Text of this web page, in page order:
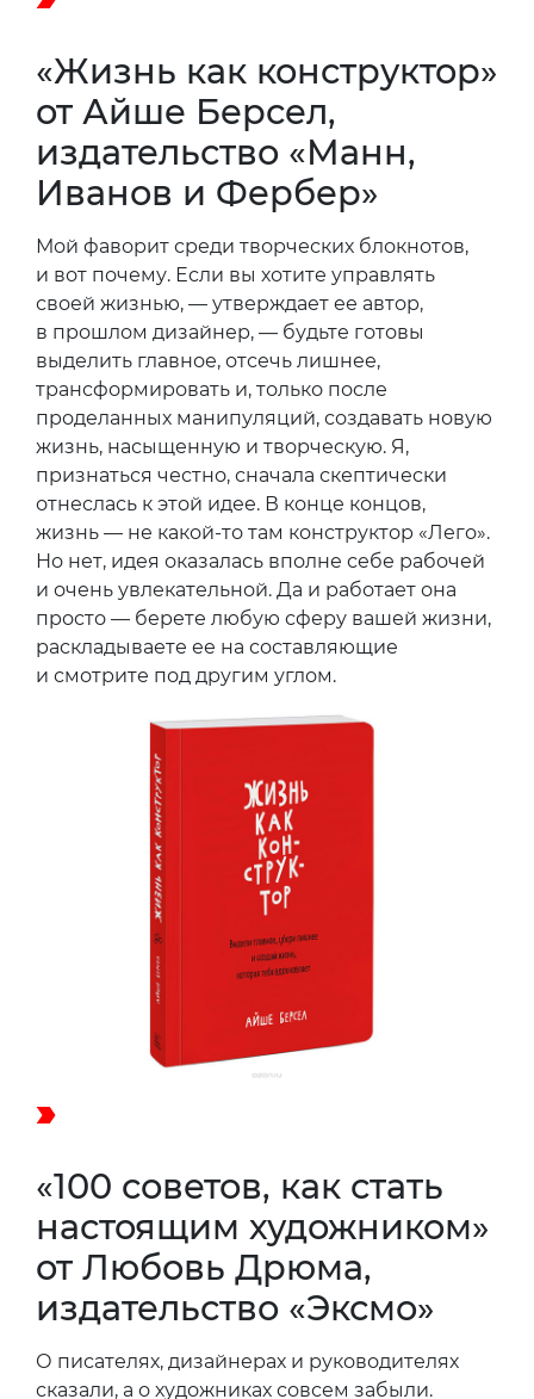
«Жизнь как конструктор»
от Айше Берсел,
издательство «Манн,
Иванов и Фербер»
Мой фаворит среди творческих блокнотов,
и вот почему. Если вы хотите управлять
своей жизнью, — утверждает ее автор,
в прошлом дизайнер, — будьте готовы
выделить главное, отсечь лишнее,
трансформировать и, только после
проделанных манипуляций, создавать новую
жизнь, насыщенную и творческую. Я,
признаться честно, сначала скептически
отнеслась к этой идее. В конце концов,
жизнь — не какой-то там конструктор «Лего».
Но нет, идея оказалась вполне себе рабочей
и очень увлекательной. Да и работает она
просто — берете любую сферу вашей жизни,
раскладываете ее на составляющие
и смотрите под другим углом.
«100 советов, как стать
настоящим художником»
от Любовь Дрюма,
издательство «Эксмо»
О писателях, дизайнерах и руководителях
сказали, а о художниках совсем забыли.